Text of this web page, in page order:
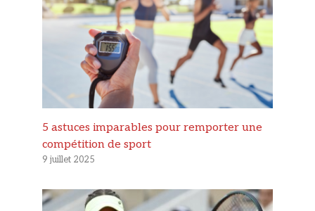
5 astuces imparables pour remporter une
compétition de sport
9 juillet 2025